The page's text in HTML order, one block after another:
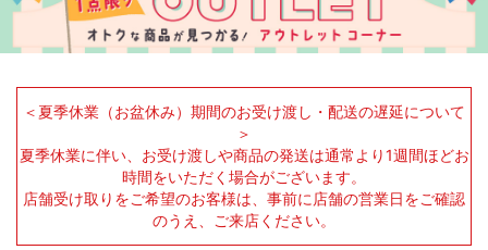
＜夏季休業（お盆休み）期間のお受け渡し・配送の遅延について
＞
夏季休業に伴い、お受け渡しや商品の発送は通常より1週間ほどお
時間をいただく場合がございます。
店舗受け取りをご希望のお客様は、事前に店舗の営業日をご確認
のうえ、ご来店ください。